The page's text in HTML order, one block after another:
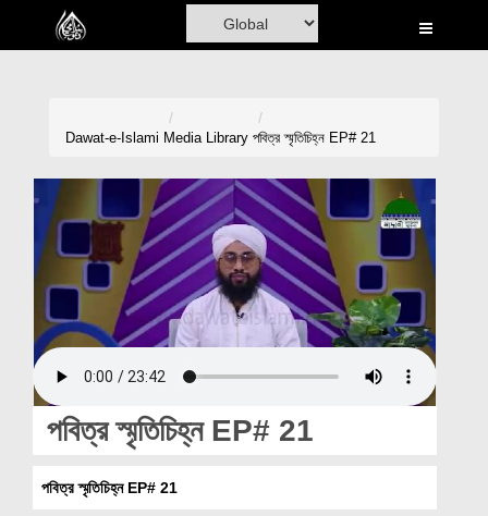
Home
Madani Channel
Volunteer Portal
Donation
Blog
Magazine
Departments
Dawat-e-Islami Media Library পবিত্র স্মৃতিচিহ্ন EP# 21
পবিত্র স্মৃতিচিহ্ন EP# 21
পবিত্র স্মৃতিচিহ্ন EP# 21